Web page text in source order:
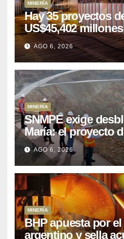
MINERÍA
Hay 35 proyectos
US$45,402
puede aprovechar
AGO 6, 2026
MINERÍA
SNMPE exige
María: el proyecto
que Perú lleva 15
posponiendo
AGO 6, 2026
MINERÍA
BHP apuesta por
argentino y sella